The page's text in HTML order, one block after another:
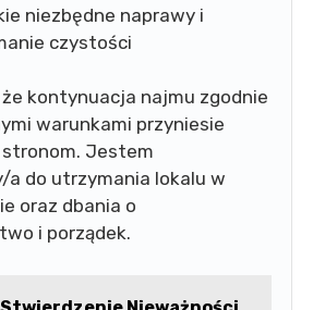
niezbędne naprawy i
czystości
kontynuacja najmu zgodnie
warunkami przyniesie
stronom. Jestem
a do utrzymania lokalu w
oraz dbania o
i porządek.